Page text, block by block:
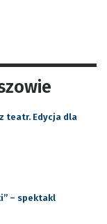
teatr. Edycja dla
– spektakl